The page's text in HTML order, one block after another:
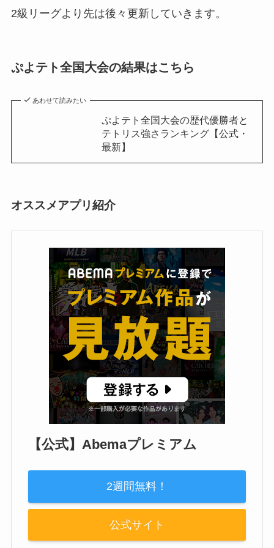
2級リーグより先は後々更新していきます。
ぷよテト全国大会の結果はこちら
あわせて読みたい
ぷよテト全国大会の歴代優勝者と
テトリス強さランキング【公式・
最新】
オススメアプリ紹介
【公式】Abemaプレミアム
2週間無料！
公式サイト